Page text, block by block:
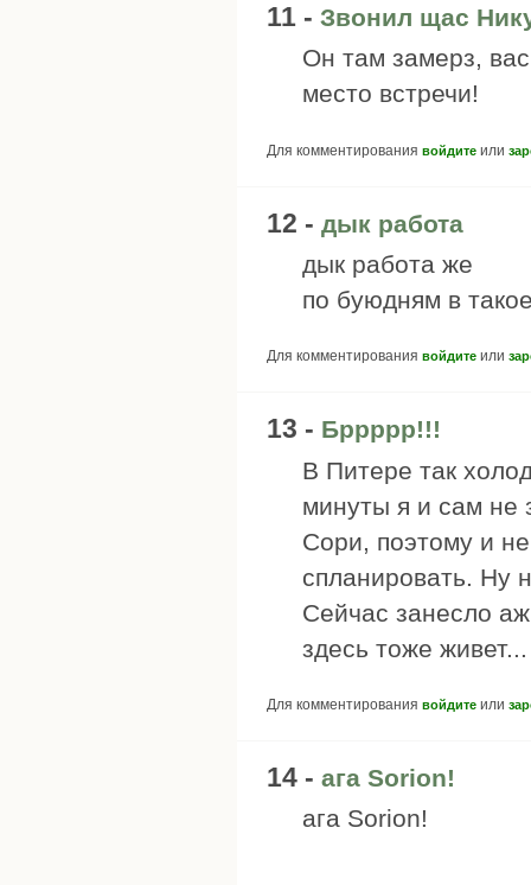
11 - Звонил щас
Он там замерз,
место встречи!
Для комментирования войдите или
12 - дык работа
дык работа же
по буюдням в
Для комментирования войдите или
13 - Бррррр!!!
В Питере так
минуты я и сам не
Сори, поэтому и
спланировать. Ну
Сейчас занесло
здесь тоже живет...
Для комментирования войдите или
14 - ага Sorion!
ага Sorion!